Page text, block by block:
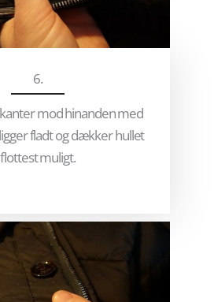
6.
mod hinanden med
fladt og dækker hullet
flottest muligt.